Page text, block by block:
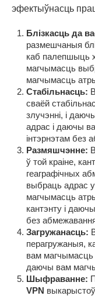
эфектыўнасць
Блізкасць да
размешчаныя
каб палепшыць
магчымасць
магчымасць
Стабільнасць:
сваёй
злучэнні, і
адрас і даючы
інтэрнэтам без
Размяшчэнне:
ў той краіне,
геаграфічных
выбраць адрас
магчымасць
кантэнту і
без
Загружанасць:
перагружаныя,
вам
даючы вам
Шыфраванне:
VPN